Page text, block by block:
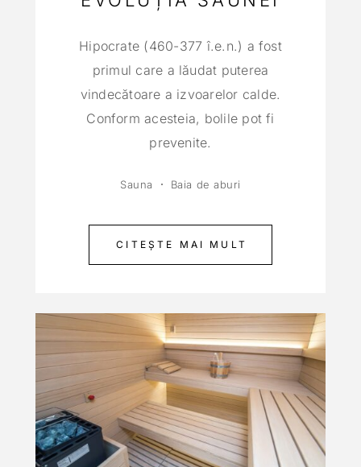
Hipocrate (460-377 î.e.n.) a fost
primul care a lăudat puterea
vindecătoare a izvoarelor calde.
Conform acesteia, bolile pot fi
prevenite.
Sauna Baia de aburi
CITEȘTE MAI MULT